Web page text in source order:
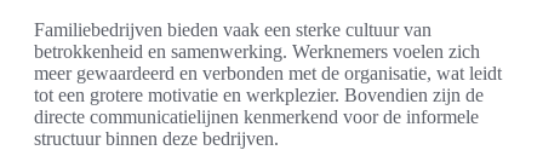
Familiebedrijven bieden vaak een sterke cultuur van
betrokkenheid en samenwerking. Werknemers voelen zich
meer gewaardeerd en verbonden met de organisatie, wat leidt
tot een grotere motivatie en werkplezier. Bovendien zijn de
directe communicatielijnen kenmerkend voor de informele
structuur binnen deze bedrijven.